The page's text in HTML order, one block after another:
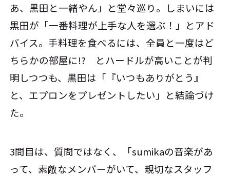
あ、黒田と一緒やん」と堂々巡り。しまいには
黒田が「一番料理が上手な人を選ぶ！」とアド
バイス。手料理を食べるには、全員と一度はど
ちらかの部屋に!? とハードルが高いことが判
明しつつも、黒田は「『いつもありがとう』
と、エプロンをプレゼントしたい」と結論づけ
た。
3問目は、質問ではなく、「sumikaの音楽があ
って、素敵なメンバーがいて、親切なスタッフ